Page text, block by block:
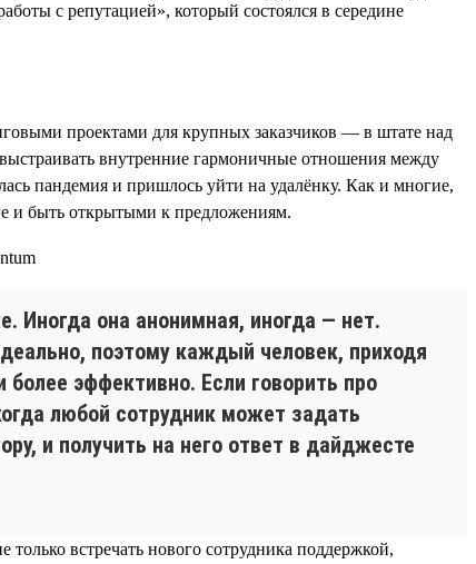
с репутацией», который состоялся в середине
проектами для крупных заказчиков — в штате над
внутренние гармоничные отношения между
пандемия и пришлось уйти на удалёнку. Как и многие,
и быть открытыми к предложениям.
Иногда она анонимная, иногда — нет.
поэтому каждый человек, приходя
эффективно. Если говорить про
любой сотрудник может задать
и получить на него ответ в дайджесте
встречать нового сотрудника поддержкой,